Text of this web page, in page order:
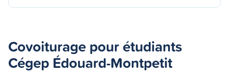
Covoiturage pour étudiants
Cégep Édouard-Montpetit